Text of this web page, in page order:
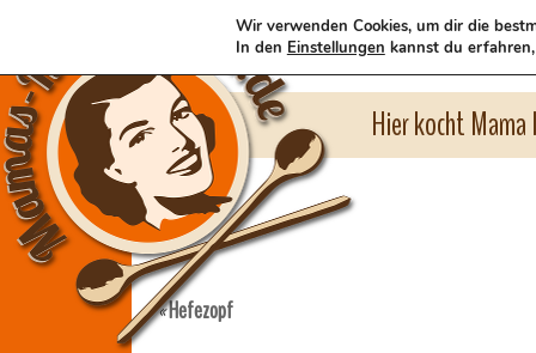
Hier kocht
«Hefezopf
Wir verwenden Cookies, um dir die
In den Einstellungen kannst du